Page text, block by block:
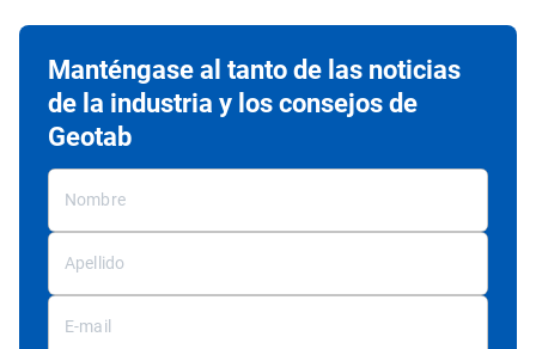
Manténgase al tanto de las noticias
de la industria y los consejos de
Geotab